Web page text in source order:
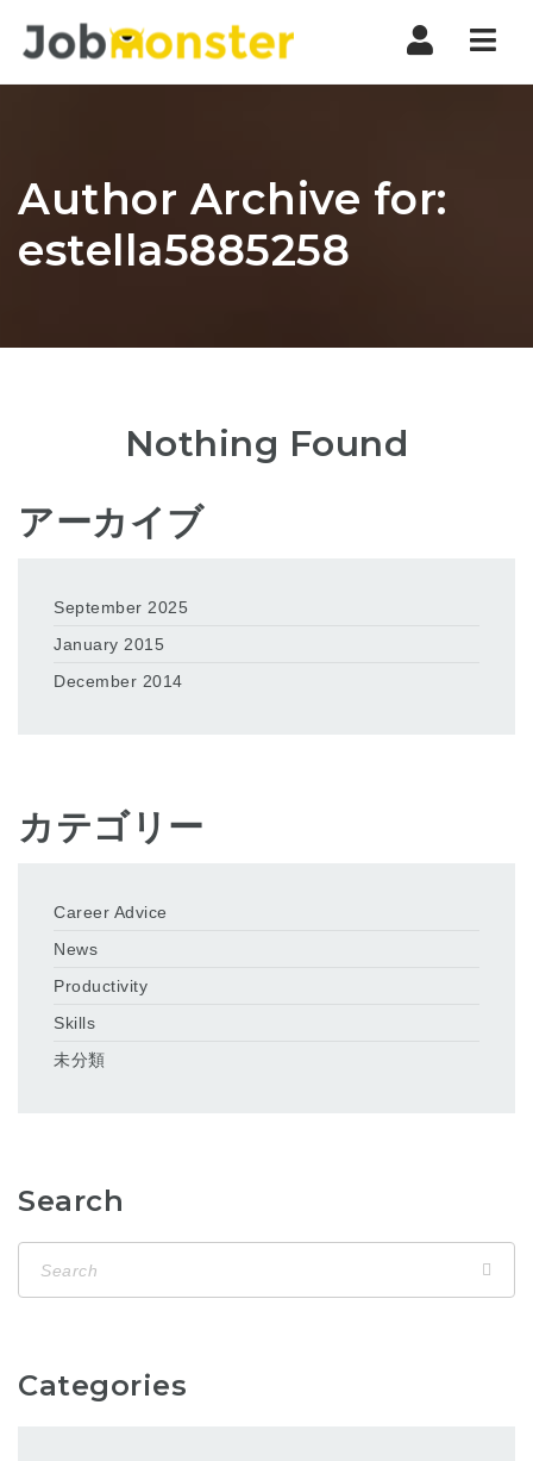
Author Archive for:
estella5885258
Nothing Found
アーカイブ
September 2025
January 2015
December 2014
カテゴリー
Career Advice
News
Productivity
Skills
未分類
Search
Categories